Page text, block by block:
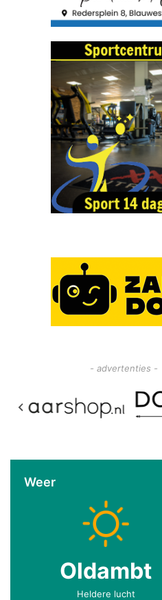
- advertenties -
Weer
Oldambt
Heldere lucht